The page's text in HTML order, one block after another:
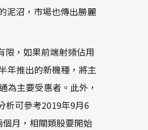
泥沼，市場也傳出勝麗
限，如果前端射頻佔用
年推出的新機種，將主
為主要受惠者。此外，
析可參考2019年9月6
月，相關類股要開始